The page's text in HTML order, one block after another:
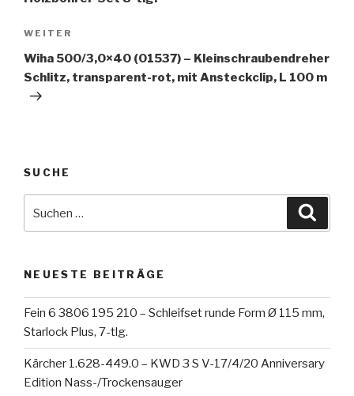
Nächster
Beitrag
WEITER
Wiha 500/3,0×40 (01537) – Kleinschraubendreher
Schlitz, transparent-rot, mit Ansteckclip, L 100 m
SUCHE
nach:
NEUESTE BEITRÄGE
Fein 6 3806 195 210 – Schleifset runde Form Ø 115 mm,
Starlock Plus, 7-tlg.
Kärcher 1.628-449.0 – KWD 3 S V-17/4/20 Anniversary
Edition Nass-/Trockensauger